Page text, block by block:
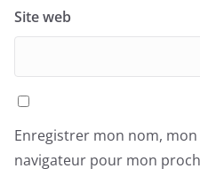
Site web
Enregistrer mon nom,
navigateur pour mon